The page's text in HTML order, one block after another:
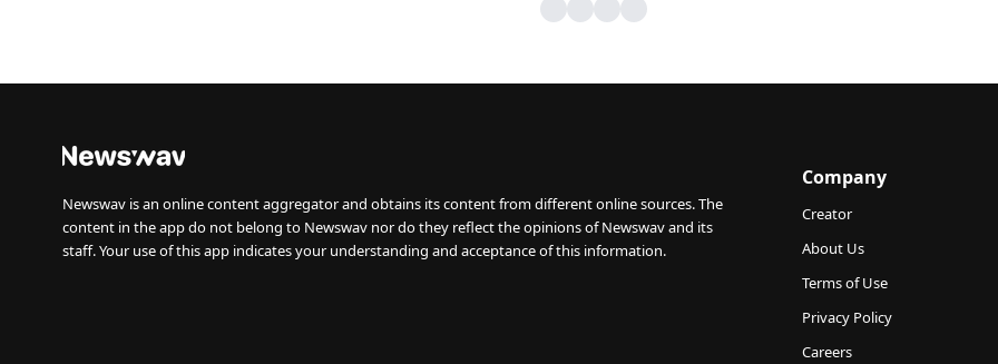
Newswav is an online content aggregator and obtains its content from different online sources. The
content in the app do not belong to Newswav nor do they reflect the opinions of Newswav and its
staff. Your use of this app indicates your understanding and acceptance of this information.
Company
Creator
About Us
Terms of Use
Privacy Policy
Careers